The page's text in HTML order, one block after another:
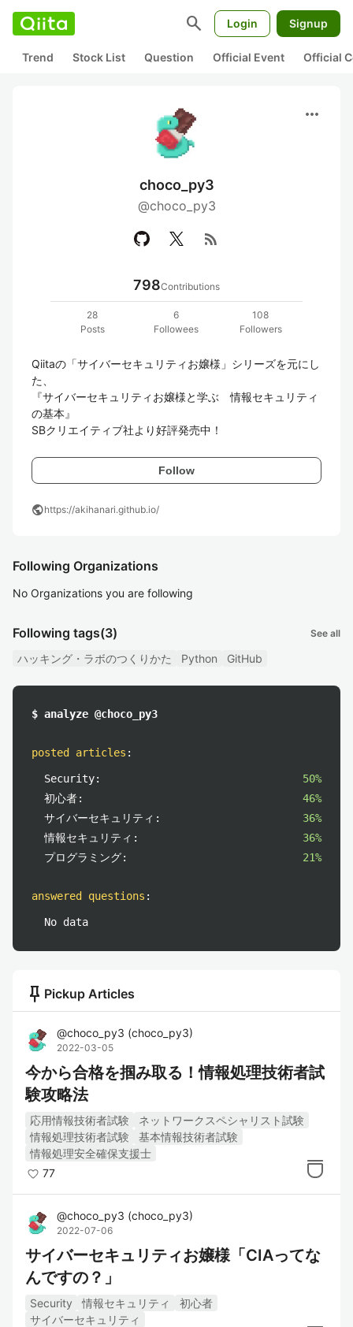
search Login Signup
Trend Stock List Question Official Event Official
more_horiz
choco_py3
@choco_py3
rss_feed
798Contributions
28
Posts
6
Followees
108
Followers
Qiitaの「サイバーセキュリティお嬢様」シリーズを元にし
た、
『サイバーセキュリティお嬢様と学ぶ　情報セキュリティ
の基本』
SBクリエイティブ社より好評発売中！
Follow
publichttps://akihanari.github.io/
Following Organizations
No Organizations you are following
Following tags(3) See all
ハッキング・ラボのつくりかた Python GitHub
$ analyze @choco_py3
posted articles :
Security:
50%
初心者:
46%
サイバーセキュリティ:
36%
情報セキュリティ:
36%
プログラミング:
21%
answered questions :
No data
push_pin Pickup Articles
@choco_py3 (choco_py3)
2022-03-05
今から合格を掴み取る！情報処理技術者試
験攻略法
応用情報技術者試験
ネットワークスペシャリスト試験
情報処理技術者試験
基本情報技術者試験
情報処理安全確保支援士
77
@choco_py3 (choco_py3)
2022-07-06
サイバーセキュリティお嬢様「CIAってな
んですの？」
Security 情報セキュリティ
初心者
サイバーセキュリティ